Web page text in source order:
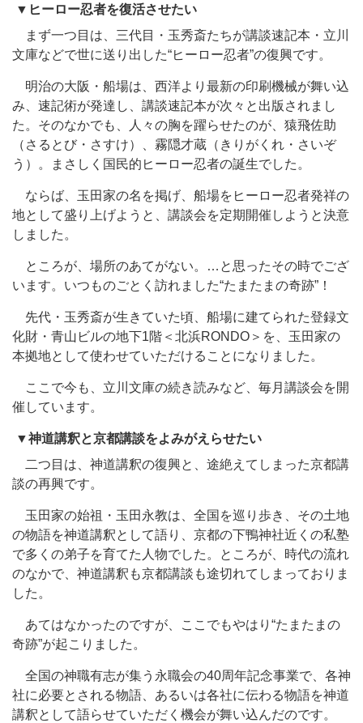
▼ ヒーロー忍者を復活させたい
まず一つ目は、三代目・玉秀斎たちが講談速記本・立川
文庫などで世に送り出した“ヒーロー忍者”の復興です。
明治の大阪・船場は、西洋より最新の印刷機械が舞い込
み、速記術が発達し、講談速記本が次々と出版されまし
た。そのなかでも、人々の胸を躍らせたのが、猿飛佐助
（さるとび・さすけ）、霧隠才蔵（きりがくれ・さいぞ
う）。まさしく国民的ヒーロー忍者の誕生でした。
ならば、玉田家の名を掲げ、船場をヒーロー忍者発祥の
地として盛り上げようと、講談会を定期開催しようと決意
しました。
ところが、場所のあてがない。…と思ったその時でござ
います。いつものごとく訪れました“たまたまの奇跡”！
先代・玉秀斎が生きていた頃、船場に建てられた登録文
化財・青山ビルの地下1階＜北浜RONDO ＞を、玉田家の
本拠地として使わせていただけることになりました。
ここで今も、立川文庫の続き読みなど、毎月講談会を開
催しています。
▼神道講釈と京都講談をよみがえらせたい
二つ目は、神道講釈の復興と、途絶えてしまった京都講
談の再興です。
玉田家の始祖・玉田永教は、全国を巡り歩き、その土地
の物語を神道講釈として語り、京都の下鴨神社近くの私塾
で多くの弟子を育てた人物でした。ところが、時代の流れ
のなかで、神道講釈も京都講談も途切れてしまっておりま
した。
あてはなかったのですが、ここでもやはり“たまたまの
奇跡”が起こりました。
全国の神職有志が集う永職会の40周年記念事業で、各神
社に必要とされる物語、あるいは各社に伝わる物語を神道
講釈として語らせていただく機会が舞い込んだのです。